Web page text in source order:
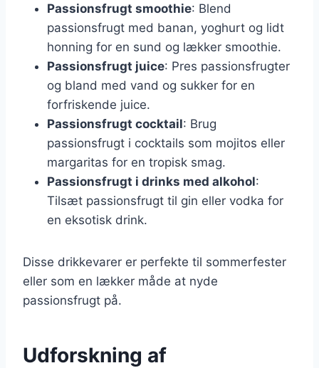
Passionsfrugt smoothie: Blend
passionsfrugt med banan, yoghurt og lidt
honning for en sund og lækker smoothie.
Passionsfrugt juice: Pres passionsfrugter
og bland med vand og sukker for en
forfriskende juice.
Passionsfrugt cocktail: Brug
passionsfrugt i cocktails som mojitos eller
margaritas for en tropisk smag.
Passionsfrugt i drinks med alkohol:
Tilsæt passionsfrugt til gin eller vodka for
en eksotisk drink.
Disse drikkevarer er perfekte til sommerfester
eller som en lækker måde at nyde
passionsfrugt på.
Udforskning af